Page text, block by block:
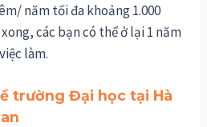
năm tối đa khoảng 1.000
các bạn có thể ở lại 1 năm
làm.
trường Đại học tại Hà